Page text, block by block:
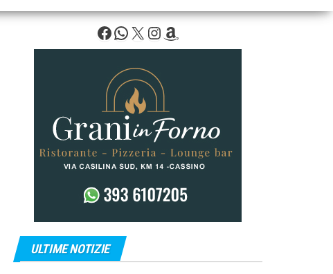
Facebook
WhatsApp
X Instagram
Amazon
ULTIME NOTIZIE